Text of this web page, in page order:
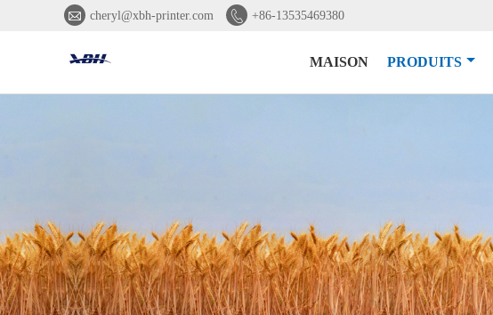
 cheryl@xbh-printer.com  +86-13535469380
MAISON PRODUITS